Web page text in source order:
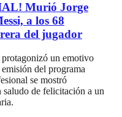
Murió Jorge
a los 68
del jugador
protagonizó un emotivo
del programa
se mostró
de felicitación a un